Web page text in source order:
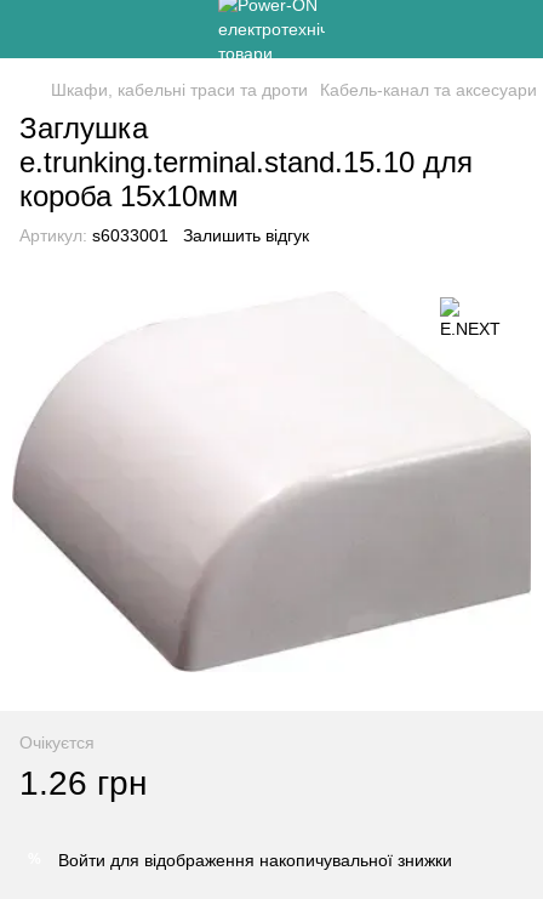
Шкафи, кабельні траси та дроти Кабель-канал та аксесуари
Заглушка
e.trunking.terminal.stand.15.10 для
короба 15х10мм
Артикул: s6033001 Залишить відгук
Очікуєтся
1.26 грн
Войти для відображення накопичувальної знижки